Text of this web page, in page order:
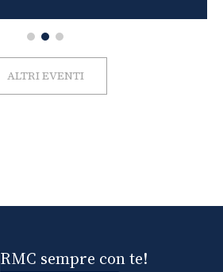
ALTRI EVENTI
RMC sempre con te!